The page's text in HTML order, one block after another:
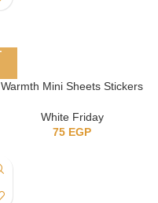
Warmth Mini Sheets Stickers
White Friday
75 EGP